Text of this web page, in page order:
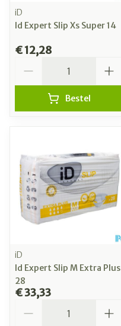
iD
Id Expert Slip Xs Super 14
€ 12,28
Bestel
iD
Id Expert Slip M Extra Plus
28
€ 33,33